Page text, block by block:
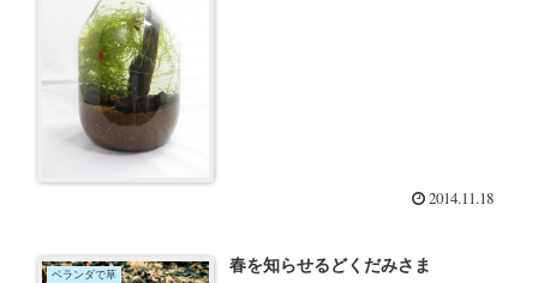
2014.11.18
ベランダで草 春を知らせるどくだみさま